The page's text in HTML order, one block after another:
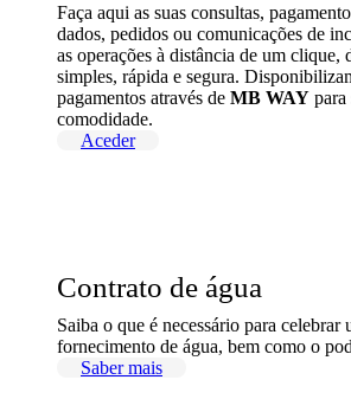
Faça aqui as suas consultas,
dados, pedidos ou comunicações de
as operações à distância de um clique,
simples, rápida e segura.
pagamentos através de MB WAY para
comodidade.
Aceder
Contrato de água
Saiba o que é necessário para celebrar
fornecimento de água, bem como o
Saber mais